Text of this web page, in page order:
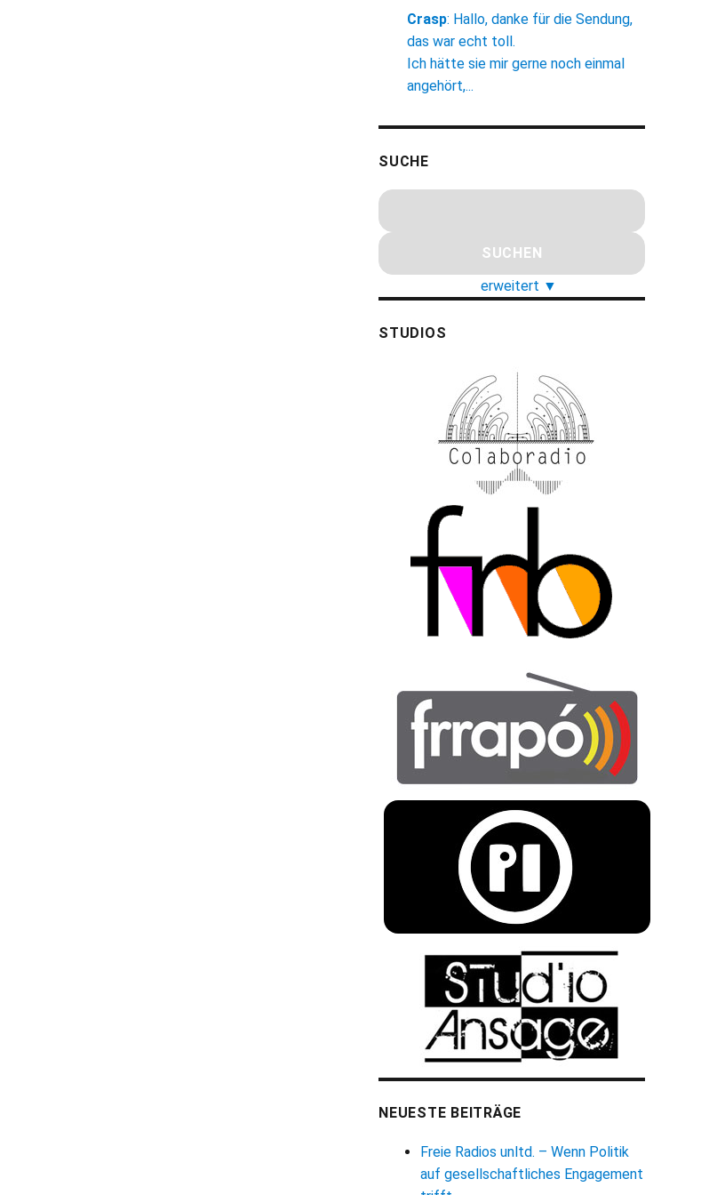
Crasp: Hallo, danke für die Sendung,
das war echt toll.
Ich hätte sie mir gerne noch einmal
angehört,...
SUCHE
erweitert ▼
STUDIOS
NEUESTE BEITRÄGE
Freie Radios unltd. – Wenn Politik
auf gesellschaftliches Engagement